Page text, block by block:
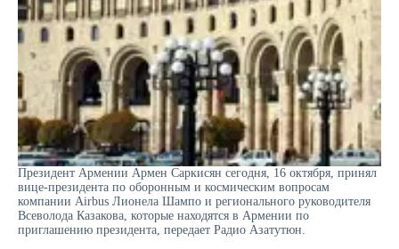
Президент Армении Армен Саркисян сегодня, 16 октября, принял
вице-президента по оборонным и космическим вопросам
компании Airbus Лионела Шампо и регионального руководителя
Всеволода Казакова, которые находятся в Армении по
приглашению президента, передает Радио Азатутюн.